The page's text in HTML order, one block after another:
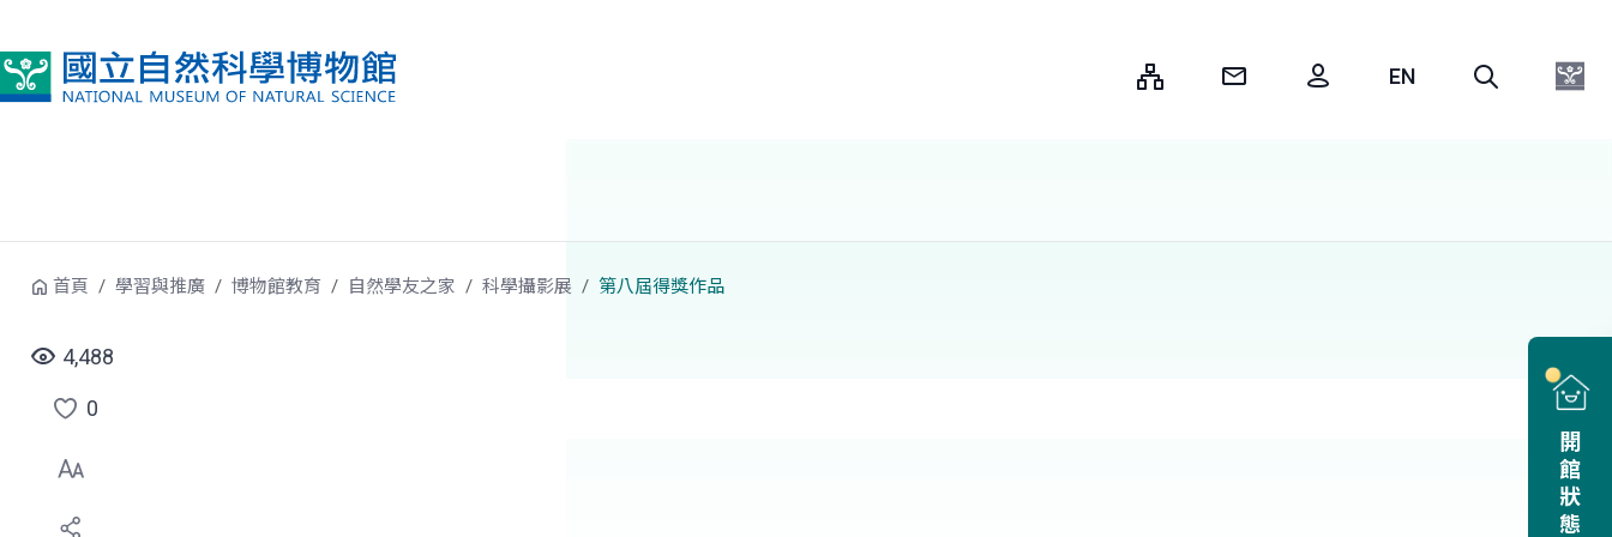
開館狀態
首頁 學習與推廣 博物館教育 自然學友之家 科學攝影展 第八屆得獎作品
4,488
點
選
喜
0